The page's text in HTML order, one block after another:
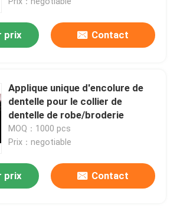
prix Contact
Applique unique d'encolure de
dentelle pour le collier de
dentelle de robe/broderie
MOQ：1000 pcs
Prix：negotiable
prix Contact